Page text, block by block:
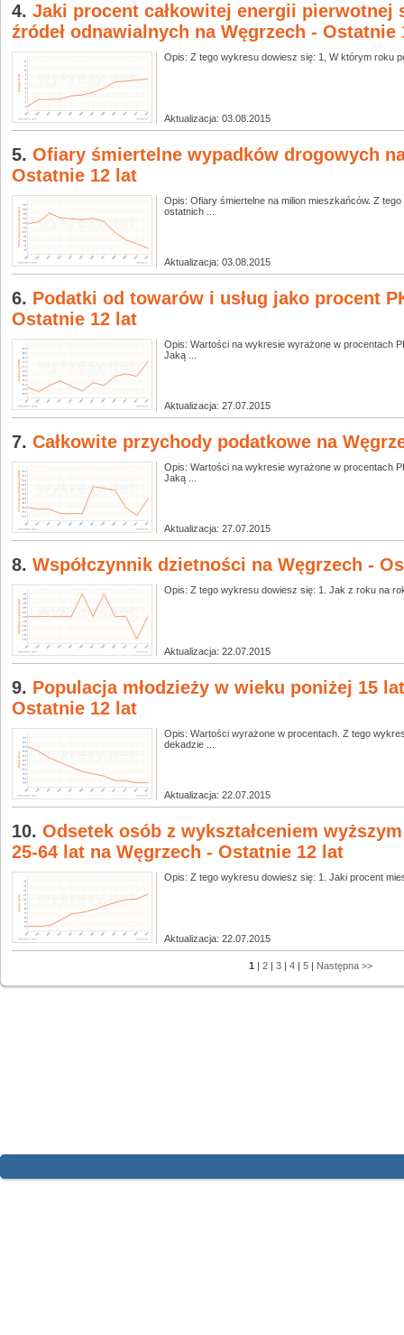
4. Jaki procent całkowitej energii pierwotnej
źródeł odnawialnych na Węgrzech - Ostatnie
Opis: Z tego wykresu dowiesz się: 1, W którym roku
Aktualizacja: 03.08.2015
5. Ofiary śmiertelne wypadków drogowych
Ostatnie 12 lat
Opis: Ofiary śmiertelne na milion mieszkańców. Z
ostatnich ...
Aktualizacja: 03.08.2015
6. Podatki od towarów i usług jako procent
Ostatnie 12 lat
Opis: Wartości na wykresie wyrażone w procentach
Jaką ...
Aktualizacja: 27.07.2015
7. Całkowite przychody podatkowe na
Opis: Wartości na wykresie wyrażone w procentach
Jaką ...
Aktualizacja: 27.07.2015
8. Współczynnik dzietności na Węgrzech -
Opis: Z tego wykresu dowiesz się: 1. Jak z roku na
Aktualizacja: 22.07.2015
9. Populacja młodzieży w wieku poniżej 15
Ostatnie 12 lat
Opis: Wartości wyrażone w procentach. Z tego
dekadzie ...
Aktualizacja: 22.07.2015
10. Odsetek osób z wykształceniem
25-64 lat na Węgrzech - Ostatnie 12 lat
Opis: Z tego wykresu dowiesz się: 1. Jaki procent
Aktualizacja: 22.07.2015
1 | 2| 3| 4| 5| Następna >>